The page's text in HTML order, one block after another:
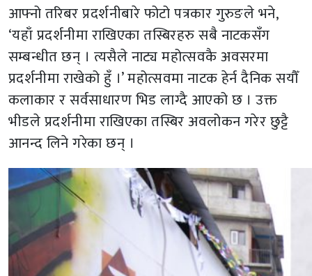
आफ्नो तरिबर प्रदर्शनीबारे फोटो पत्रकार गुरुङले भने,
‘यहाँ प्रदर्शनीमा राखिएका तस्बिरहरु सबै नाटकसँग
सम्बन्धीत छन् । त्यसैले नाट्य महोत्सवकै अवसरमा
प्रदर्शनीमा राखेको हुँ ।’ महोत्सवमा नाटक हेर्न दैनिक सयौँ
कलाकार र सर्वसाधारण भिड लाग्दै आएको छ । उक्त
भीडले प्रदर्शनीमा राखिएका तस्बिर अवलोकन गरेर छुट्टै
आनन्द लिने गरेका छन् ।